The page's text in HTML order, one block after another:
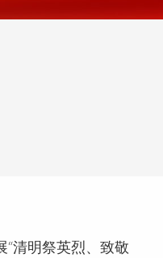
“清明祭英烈、致敬